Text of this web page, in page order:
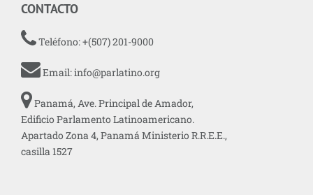
CONTACTO
Teléfono: +(507) 201-9000
Email:info@parlatino.org
Panamá, Ave. Principal de Amador,
Edificio Parlamento Latinoamericano.
Apartado Zona 4, Panamá Ministerio R.R.E.E.,
casilla 1527